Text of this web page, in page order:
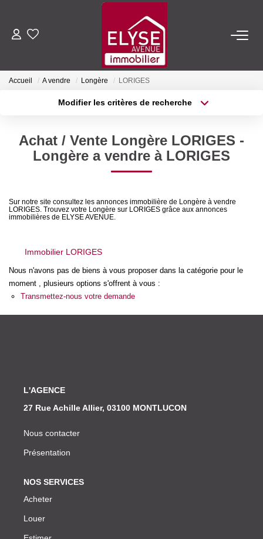
ACHETER
NOTRE AGENCE
Nous Rejoindre
Nos Actualités
Accueil A vendre Longère LORIGES
Modifier les critères de recherche
Sélectionnez...
Type de bien
Surface min
Créer une alerte
Achat / Vente Longère LORIGES -
Longère a vendre à LORIGES
Sur notre site consultez les annonces immobilière de Longère à vendre
LORIGES. Trouvez votre Longère sur LORIGES grâce aux annonces
immobilières de ELYSE AVENUE.
Immobilier LORIGES
Nous n'avons pas de biens à vous proposer dans la catégorie pour le
moment , plusieurs options s'offrent à vous :
Transmettez-nous votre demande
L'AGENCE
27 Rue Achille Allier, 03100 MONTLUCON
Nous contacter
Présentation
NOS SERVICES
Acheter
Louer